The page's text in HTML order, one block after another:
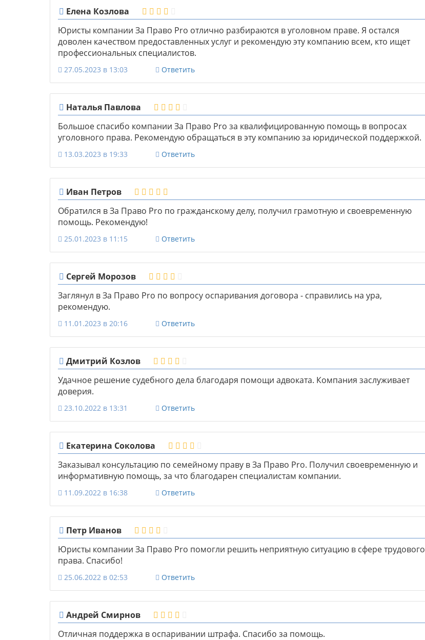
Елена Козлова
Юристы компании За Право Pro отлично разбираются в уголовном праве. Я остался
доволен качеством предоставленных услуг и рекомендую эту компанию всем, кто ищет
профессиональных специалистов.
27.05.2023 в 13:03 Ответить
Наталья Павлова
Большое спасибо компании За Право Pro за квалифицированную помощь в вопросах
уголовного права. Рекомендую обращаться в эту компанию за юридической поддержкой.
13.03.2023 в 19:33 Ответить
Иван Петров
Обратился в За Право Pro по гражданскому делу, получил грамотную и своевременную
помощь. Рекомендую!
25.01.2023 в 11:15 Ответить
Сергей Морозов
Заглянул в За Право Pro по вопросу оспаривания договора - справились на ура,
рекомендую.
11.01.2023 в 20:16 Ответить
Дмитрий Козлов
Удачное решение судебного дела благодаря помощи адвоката. Компания заслуживает
доверия.
23.10.2022 в 13:31 Ответить
Екатерина Соколова
Заказывал консультацию по семейному праву в За Право Pro. Получил своевременную и
информативную помощь, за что благодарен специалистам компании.
11.09.2022 в 16:38 Ответить
Петр Иванов
Юристы компании За Право Pro помогли решить неприятную ситуацию в сфере трудового
права. Спасибо!
25.06.2022 в 02:53 Ответить
Андрей Смирнов
Отличная поддержка в оспаривании штрафа. Спасибо за помощь.